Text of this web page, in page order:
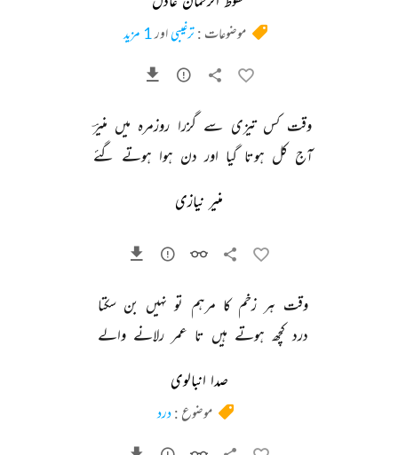
موضوعات :ترغیبیاور1 مزید
وقت کس تیزی سے گزرا روزمرہ میں منیرؔ
آج کل ہوتا گیا اور دن ہوا ہوتے گئے
منیر نیازی
وقت ہر زخم کا مرہم تو نہیں بن سکتا
درد کچھ ہوتے ہیں تا عمر رلانے والے
صدا انبالوی
موضوع :درد